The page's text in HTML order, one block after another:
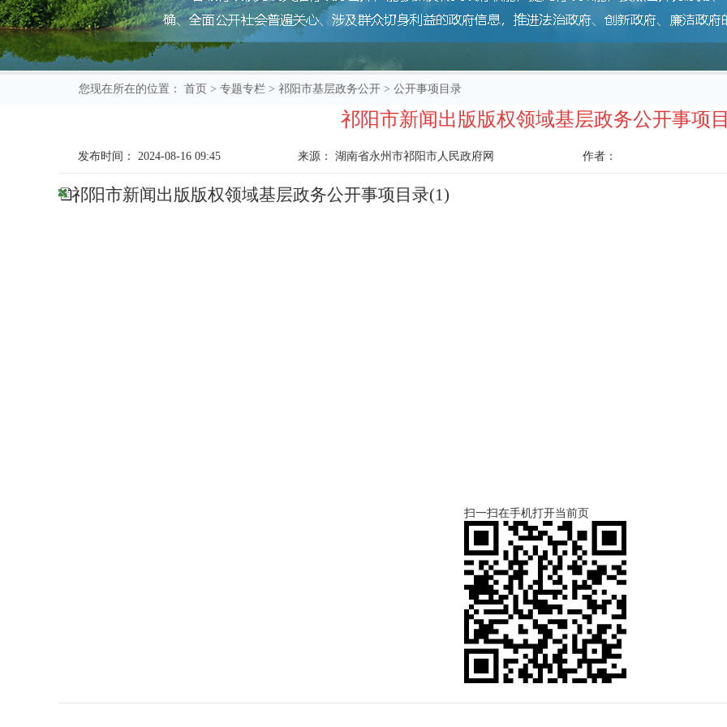
您现在所在的位置： 首页 > 专题专栏 > 祁阳市基层政务公开 > 公开事项目录
祁阳市新闻出版版权领域基层政务公开事项
发布时间： 2024-08-16 09:45 来源： 湖南省永州市祁阳市人民政府网 作者：
祁阳市新闻出版版权领域基层政务公开事项目录(1)
扫一扫在手机打开当前页